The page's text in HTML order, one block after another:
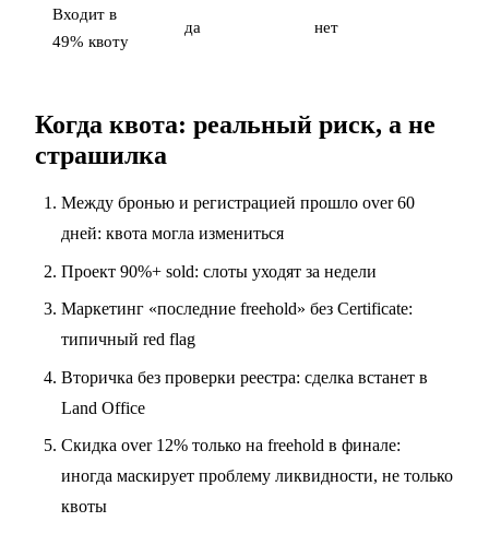
Входит в
49% квоту
да нет
Когда квота: реальный риск, а не
страшилка
Между бронью и регистрацией прошло over 60
дней: квота могла измениться
Проект 90%+ sold: слоты уходят за недели
Маркетинг «последние freehold» без Certificate:
типичный red flag
Вторичка без проверки реестра: сделка встанет в
Land Office
Скидка over 12% только на freehold в финале:
иногда маскирует проблему ликвидности, не только
квоты